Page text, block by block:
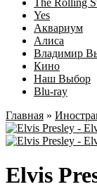
The Rolling
Yes
Аквариум
Алиса
Владимир
Кино
Наш Выбор
Blu-ray
Главная »
Elvis